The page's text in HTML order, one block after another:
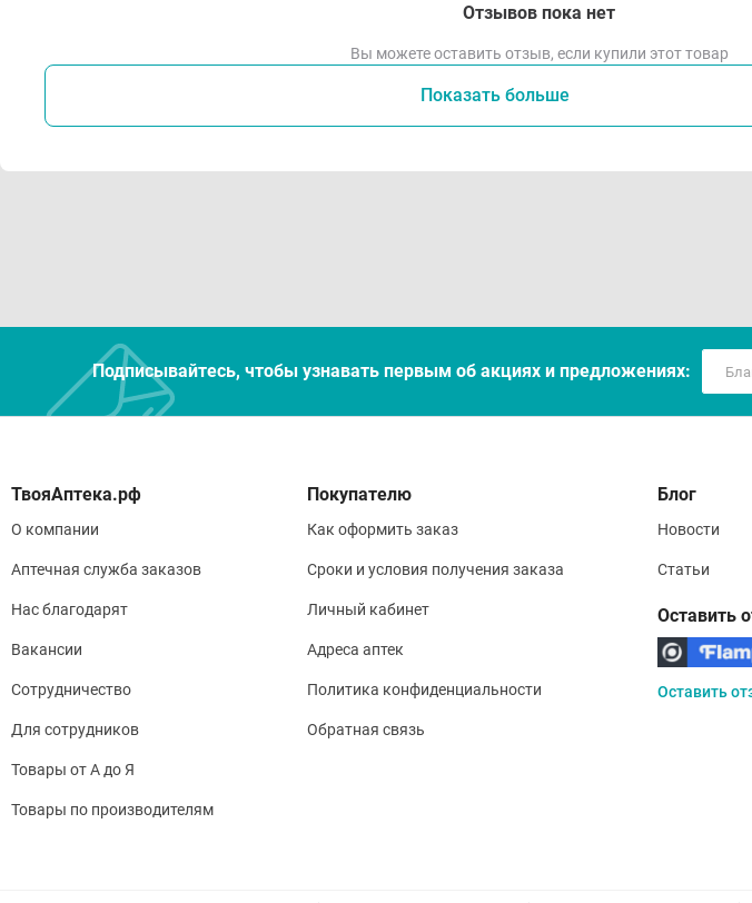
Отзывов пока нет
Вы можете оставить отзыв, если купили этот товар
Показать больше
Подписывайтесь, чтобы узнавать первым об акцияx и предложениях:
О компании
Аптечная служба заказов
Нас благодарят
Вакансии
Сотрудничество
Для сотрудников
Товары от А до Я
Товары по производителям
Покупателю
Как оформить заказ
Сроки и условия получения заказа
Личный кабинет
Адреса аптек
Политика конфиденциальности
Обратная связь
Блог
Новости
Статьи
Оставить
Оставить